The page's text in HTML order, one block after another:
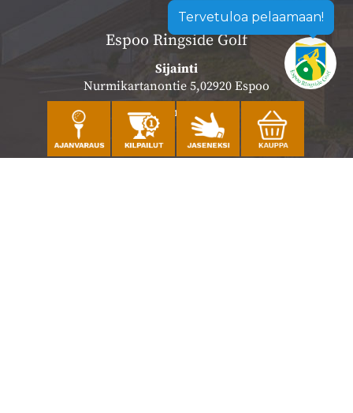
Tervetuloa pelaamaan!
Espoo Ringside Golf
Sijainti
Nurmikartanontie 5,02920 Espoo
Katso sijainti kartalla